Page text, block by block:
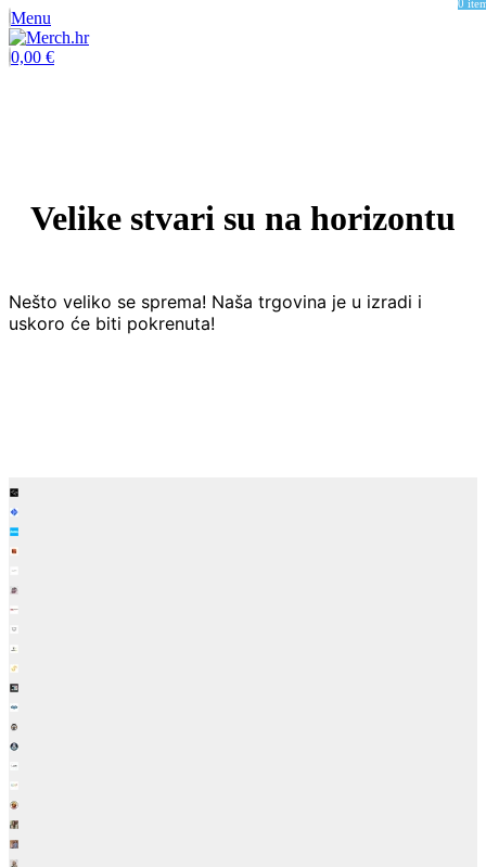
Menu
0
0,00 €
Velike stvari su na horizontu
Nešto veliko se sprema! Naša trgovina je u izradi i
uskoro će biti pokrenuta!